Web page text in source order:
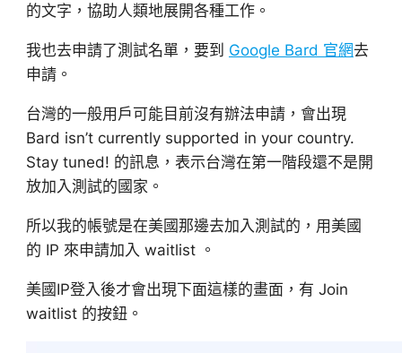
的文字，協助人類地展開各種工作。
我也去申請了測試名單，要到 Google Bard 官網去
申請。
台灣的一般用戶可能目前沒有辦法申請，會出現
Bard isn’t currently supported in your country.
Stay tuned! 的訊息，表示台灣在第一階段還不是開
放加入測試的國家。
所以我的帳號是在美國那邊去加入測試的，用美國
的 IP 來申請加入 waitlist 。
美國IP登入後才會出現下面這樣的畫面，有 Join
waitlist 的按鈕。